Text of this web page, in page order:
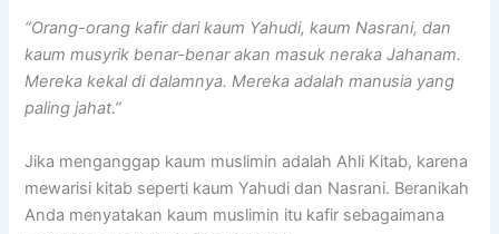
“Orang-orang kafir dari kaum Yahudi, kaum Nasrani, dan
kaum musyrik benar-benar akan masuk neraka Jahanam.
Mereka kekal di dalamnya. Mereka adalah manusia yang
paling jahat.”
Jika menganggap kaum muslimin adalah Ahli Kitab, karena
mewarisi kitab seperti kaum Yahudi dan Nasrani. Beranikah
Anda menyatakan kaum muslimin itu kafir sebagaimana